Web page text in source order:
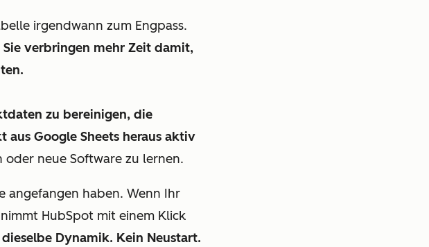
irgendwann zum Engpass.
Sie verbringen mehr Zeit damit,
zu bereinigen, die
aus Google Sheets heraus aktiv
oder neue Software zu lernen.
angefangen haben. Wenn Ihr
HubSpot mit einem Klick
Dynamik. Kein Neustart.